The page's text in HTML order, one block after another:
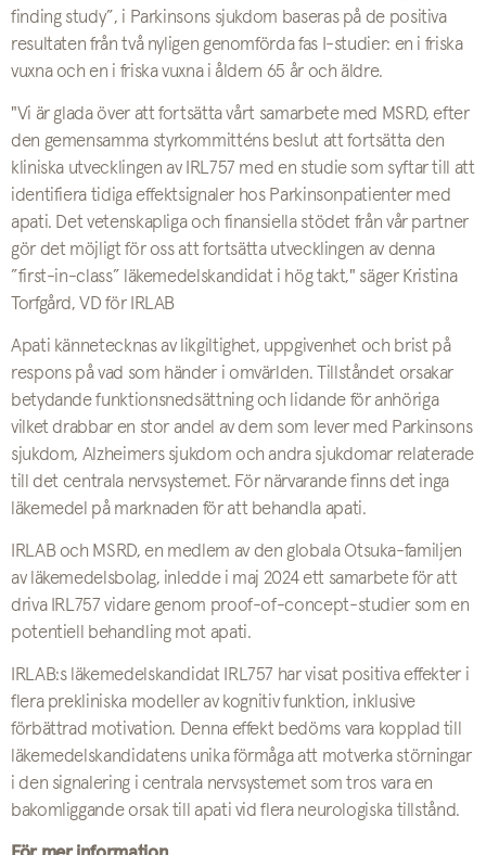
finding study”, i Parkinsons sjukdom baseras på de positiva
resultaten från två nyligen genomförda fas I-studier: en i friska
vuxna och en i friska vuxna i åldern 65 år och äldre.
"Vi är glada över att fortsätta vårt samarbete med MSRD, efter
den gemensamma styrkommitténs beslut att fortsätta den
kliniska utvecklingen av IRL757 med en studie som syftar till att
identifiera tidiga effektsignaler hos Parkinsonpatienter med
apati. Det vetenskapliga och finansiella stödet från vår partner
gör det möjligt för oss att fortsätta utvecklingen av denna
”first-in-class” läkemedelskandidat i hög takt," säger Kristina
Torfgård, VD för IRLAB
Apati kännetecknas av likgiltighet, uppgivenhet och brist på
respons på vad som händer i omvärlden. Tillståndet orsakar
betydande funktionsnedsättning och lidande för anhöriga
vilket drabbar en stor andel av dem som lever med Parkinsons
sjukdom, Alzheimers sjukdom och andra sjukdomar relaterade
till det centrala nervsystemet. För närvarande finns det inga
läkemedel på marknaden för att behandla apati.
IRLAB och MSRD, en medlem av den globala Otsuka-familjen
av läkemedelsbolag, inledde i maj 2024 ett samarbete för att
driva IRL757 vidare genom proof-of-concept-studier som en
potentiell behandling mot apati.
IRLAB:s läkemedelskandidat IRL757 har visat positiva effekter i
flera prekliniska modeller av kognitiv funktion, inklusive
förbättrad motivation. Denna effekt bedöms vara kopplad till
läkemedelskandidatens unika förmåga att motverka störningar
i den signalering i centrala nervsystemet som tros vara en
bakomliggande orsak till apati vid flera neurologiska tillstånd.